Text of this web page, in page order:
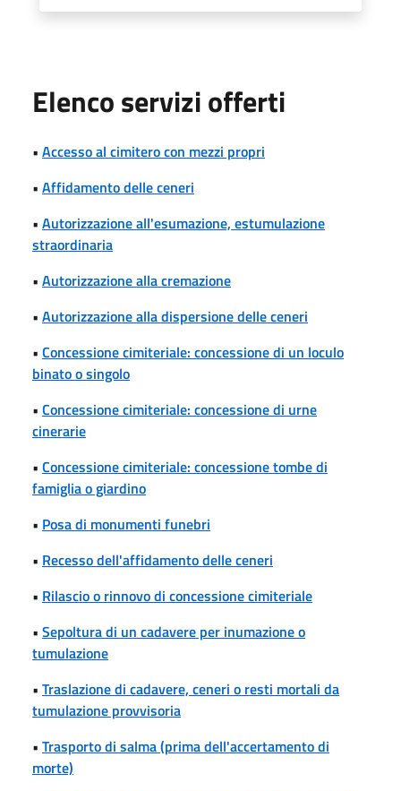
Elenco servizi offerti
• Accesso al cimitero con mezzi propri
• Affidamento delle ceneri
• Autorizzazione all'esumazione, estumulazione
straordinaria
• Autorizzazione alla cremazione
• Autorizzazione alla dispersione delle ceneri
• Concessione cimiteriale: concessione di un loculo
binato o singolo
• Concessione cimiteriale: concessione di urne
cinerarie
• Concessione cimiteriale: concessione tombe di
famiglia o giardino
• Posa di monumenti funebri
• Recesso dell'affidamento delle ceneri
• Rilascio o rinnovo di concessione cimiteriale
• Sepoltura di un cadavere per inumazione o
tumulazione
• Traslazione di cadavere, ceneri o resti mortali da
tumulazione provvisoria
• Trasporto di salma (prima dell'accertamento di
morte)